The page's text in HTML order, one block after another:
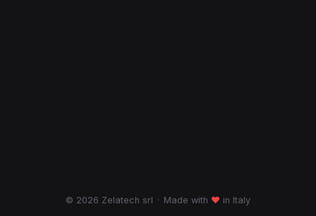
© 2026 Zelatech srl · Made with ♥ in Italy